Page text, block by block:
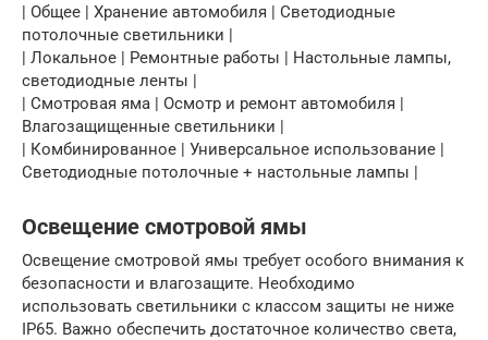
| Общее | Хранение автомобиля | Светодиодные
потолочные светильники |
| Локальное | Ремонтные работы | Настольные лампы,
светодиодные ленты |
| Смотровая яма | Осмотр и ремонт автомобиля |
Влагозащищенные светильники |
| Комбинированное | Универсальное использование |
Светодиодные потолочные + настольные лампы |
Освещение смотровой ямы
Освещение смотровой ямы требует особого внимания к
безопасности и влагозащите. Необходимо
использовать светильники с классом защиты не ниже
IP65. Важно обеспечить достаточное количество света,